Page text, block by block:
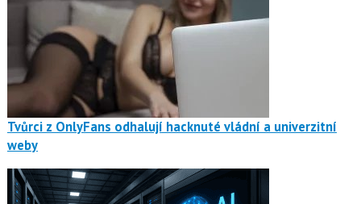
Tvůrci z OnlyFans odhalují hacknuté vládní a univerzitní
weby